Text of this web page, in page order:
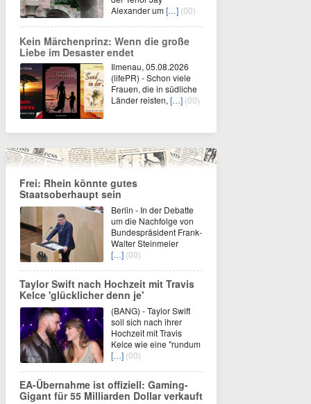
Alexander um[…] (00)
Kein Märchenprinz: Wenn die große
Liebe im Desaster endet
Ilmenau, 05.08.2026
(lifePR) - Schon viele
Frauen, die in südliche
Länder reisten, […] (00)
Frei: Rhein könnte gutes
Staatsoberhaupt sein
Berlin - In der Debatte
um die Nachfolge von
Bundespräsident Frank-
Walter Steinmeier
[…] (00)
Taylor Swift nach Hochzeit mit Travis
Kelce 'glücklicher denn je'
(BANG) - Taylor Swift
soll sich nach ihrer
Hochzeit mit Travis
Kelce wie eine "rundum
[…] (00)
EA-Übernahme ist offiziell: Gaming-
Gigant für 55 Milliarden Dollar verkauft